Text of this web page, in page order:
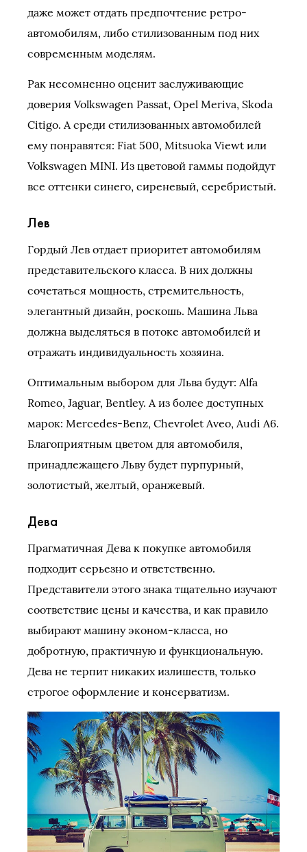
даже может отдать предпочтение ретро-
автомобилям, либо стилизованным под них
современным моделям.
Рак несомненно оценит заслуживающие
доверия Volkswagen Passat, Opel Meriva, Skoda
Citigo. А среди стилизованных автомобилей
ему понравятся: Fiat 500, Mitsuoka Viewt или
Volkswagen MINI. Из цветовой гаммы подойдут
все оттенки синего, сиреневый, серебристый.
Лев
Гордый Лев отдает приоритет автомобилям
представительского класса. В них должны
сочетаться мощность, стремительность,
элегантный дизайн, роскошь. Машина Льва
должна выделяться в потоке автомобилей и
отражать индивидуальность хозяина.
Оптимальным выбором для Льва будут: Alfa
Romeo, Jaguar, Bentley. А из более доступных
марок: Mercedes-Benz, Chevrolet Aveo, Audi А6.
Благоприятным цветом для автомобиля,
принадлежащего Льву будет пурпурный,
золотистый, желтый, оранжевый.
Дева
Прагматичная Дева к покупке автомобиля
подходит серьезно и ответственно.
Представители этого знака тщательно изучают
соответствие цены и качества, и как правило
выбирают машину эконом-класса, но
добротную, практичную и функциональную.
Дева не терпит никаких излишеств, только
строгое оформление и консерватизм.